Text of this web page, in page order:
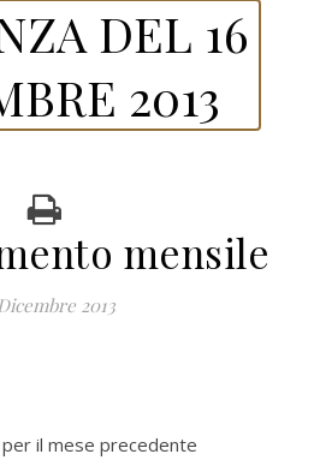
DEL 16
2013
mensile
2013
il mese precedente